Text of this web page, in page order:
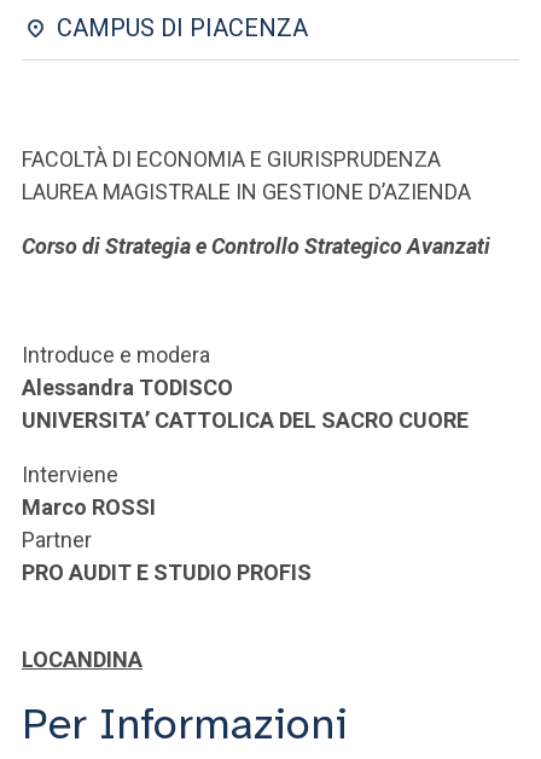
SEI UN DOCENTE O UN MEMBRO DELLO STAFF
CAMPUS DI PIACENZA
FACOLTÀ DI ECONOMIA E GIURISPRUDENZA
LAUREA MAGISTRALE IN GESTIONE D’AZIENDA
Corso di Strategia e Controllo Strategico Avanzati
Introduce e modera
Alessandra TODISCO
UNIVERSITA’ CATTOLICA DEL SACRO CUORE
Interviene
Marco ROSSI
Partner
PRO AUDIT E STUDIO PROFIS
LOCANDINA
Per Informazioni